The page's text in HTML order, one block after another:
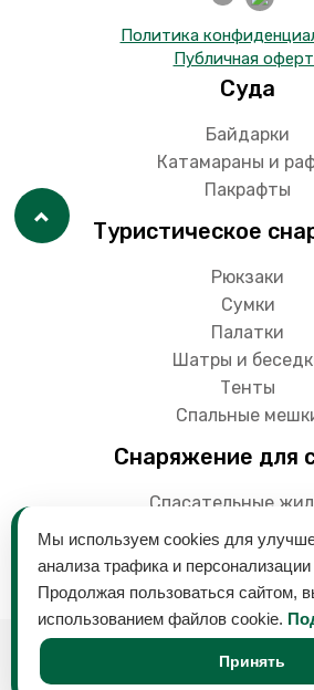
Политика
Публичная
Суда
Байдарки
Катамараны и
Пакрафты
Туристическое
Рюкзаки
Сумки
Палатки
Шатры и
Тенты
Спальные
Снаряжение для
Спасательные
Гермоупаковки
активного отдыха на воде.
Мы используем cookies для
анализа трафика и персонализации
Продолжая пользоваться сайтом,
использованием файлов cookie.
Принять